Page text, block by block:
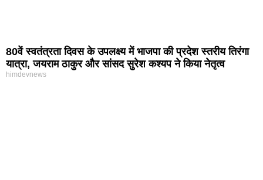
80वें स्वतंत्रता दिवस के उपलक्ष्य में भाजपा की प्रदेश स्तरीय तिरंगा
यात्रा, जयराम ठाकुर और सांसद सुरेश कश्यप ने किया नेतृत्व
himdevnews